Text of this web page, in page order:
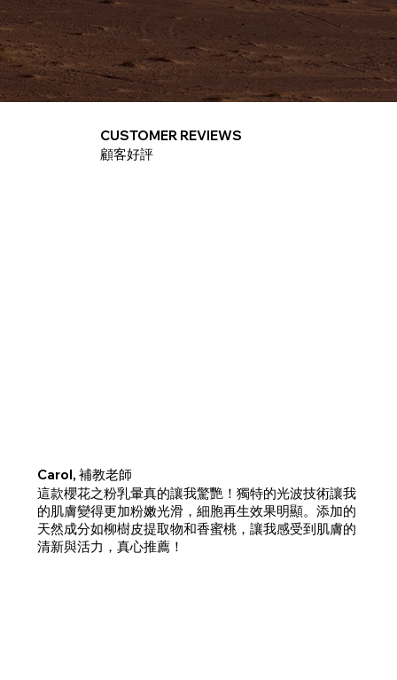
CUSTOMER REVIEWS
​顧客好評
Carol, 補教老師
這款櫻花之粉乳暈真的讓我驚艷！獨特的光波技術讓我
的肌膚變得更加粉嫩光滑，細胞再生效果明顯。添加的
天然成分如柳樹皮提取物和香蜜桃，讓我感受到肌膚的
清新與活力，真心推薦！